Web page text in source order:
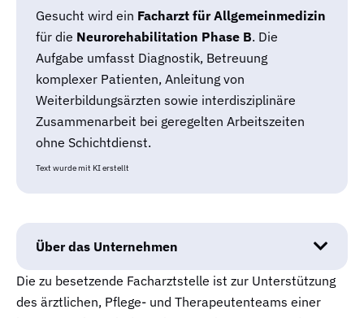
Gesucht wird ein Facharzt für Allgemeinmedizin
für die Neurorehabilitation Phase B. Die
Aufgabe umfasst Diagnostik, Betreuung
komplexer Patienten, Anleitung von
Weiterbildungsärzten sowie interdisziplinäre
Zusammenarbeit bei geregelten Arbeitszeiten
ohne Schichtdienst.
Text wurde mit KI erstellt
Über das Unternehmen
Die zu besetzende Facharztstelle ist zur Unterstützung
des ärztlichen, Pflege- und Therapeutenteams einer